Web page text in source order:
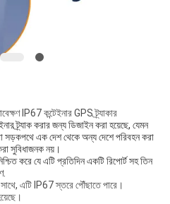
IP67 কন্টেইনার GPS ট্র্যাকার
ট্র্যাক করার জন্য ডিজাইন করা হয়েছে, যেমন
সড়কপথে এক দেশ থেকে অন্য দেশে পরিবহন করা
সুবিধাজনক নয়।
করে যে এটি প্রতিদিন একটি রিপোর্ট সহ তিন
এটি IP67 স্তরে পৌঁছাতে পারে।